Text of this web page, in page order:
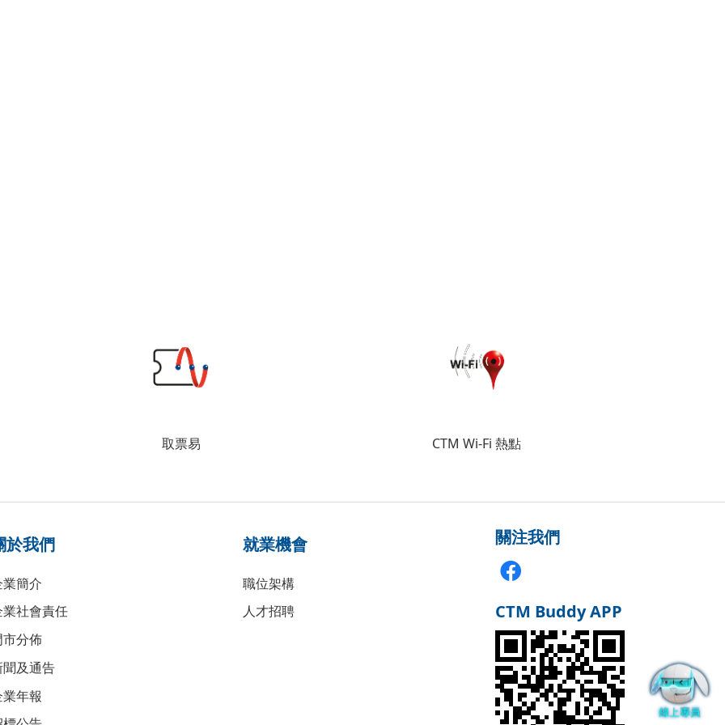
取票易 CTM Wi-Fi 熱點
於我們
業簡介
業社會責任
市分佈
聞及通告
業年報
就業機會
職位架構
人才招聘
關注我們
CTM Buddy APP